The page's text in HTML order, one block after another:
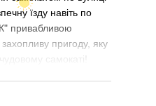
їзду навіть по
привабливою
пригоду, яку
самокаті!